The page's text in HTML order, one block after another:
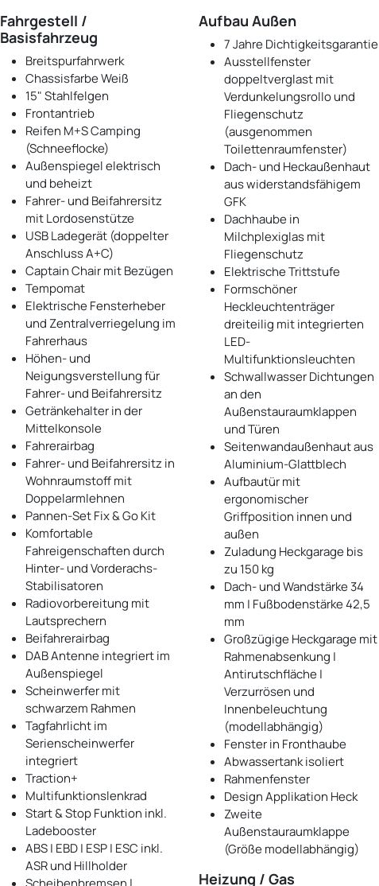
Fahrgestell /
Basisfahrzeug
Breitspurfahrwerk
Chassisfarbe Weiß
15" Stahlfelgen
Frontantrieb
Reifen M+S Camping
(Schneeflocke)
Außenspiegel elektrisch
und beheizt
Fahrer- und Beifahrersitz
mit Lordosenstütze
USB Ladegerät (doppelter
Anschluss A+C)
Captain Chair mit Bezügen
Tempomat
Elektrische Fensterheber
und Zentralverriegelung im
Fahrerhaus
Höhen- und
Neigungsverstellung für
Fahrer- und Beifahrersitz
Getränkehalter in der
Mittelkonsole
Fahrerairbag
Fahrer- und Beifahrersitz in
Wohnraumstoff mit
Doppelarmlehnen
Pannen-Set Fix & Go Kit
Komfortable
Fahreigenschaften durch
Hinter- und Vorderachs-
Stabilisatoren
Radiovorbereitung mit
Lautsprechern
Beifahrerairbag
DAB Antenne integriert im
Außenspiegel
Scheinwerfer mit
schwarzem Rahmen
Tagfahrlicht im
Serienscheinwerfer
integriert
Traction+
Multifunktionslenkrad
Start & Stop Funktion inkl.
Ladebooster
ABS | EBD | ESP | ESC inkl.
ASR und Hillholder
Aufbau Außen
7 Jahre Dichtigkeitsgarantie
Ausstellfenster
doppeltverglast mit
Verdunkelungsrollo und
Fliegenschutz
(ausgenommen
Toilettenraumfenster)
Dach- und Heckaußenhaut
aus widerstandsfähigem
GFK
Dachhaube in
Milchplexiglas mit
Fliegenschutz
Elektrische Trittstufe
Formschöner
Heckleuchtenträger
dreiteilig mit integrierten
LED-
Multifunktionsleuchten
Schwallwasser Dichtungen
an den
Außenstauraumklappen
und Türen
Seitenwandaußenhaut aus
Aluminium-Glattblech
Aufbautür mit
ergonomischer
Griffposition innen und
außen
Zuladung Heckgarage bis
zu 150 kg
Dach- und Wandstärke 34
mm | Fußbodenstärke 42,5
mm
Großzügige Heckgarage mit
Rahmenabsenkung |
Antirutschfläche |
Verzurrösen und
Innenbeleuchtung
(modellabhängig)
Fenster in Fronthaube
Abwassertank isoliert
Rahmenfenster
Design Applikation Heck
Zweite
Außenstauraumklappe
(Größe modellabhängig)
Heizung / Gas